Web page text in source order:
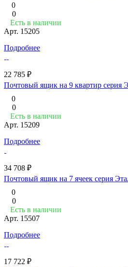
0
0
Есть в наличии
Арт. 15205
Подробнее
22 785 ₽
Почтовый ящик на 9 квартир серия
0
0
Есть в наличии
Арт. 15209
Подробнее
34 708 ₽
Почтовый ящик на 7 ячеек серия
0
0
Есть в наличии
Арт. 15507
Подробнее
17 722 ₽